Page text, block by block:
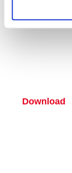
potrebbero
loro o che
Download